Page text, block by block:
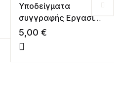
Υποδείγματα
συγγραφής Εργασιών
και Βιβλιογραφίας
5,00 €